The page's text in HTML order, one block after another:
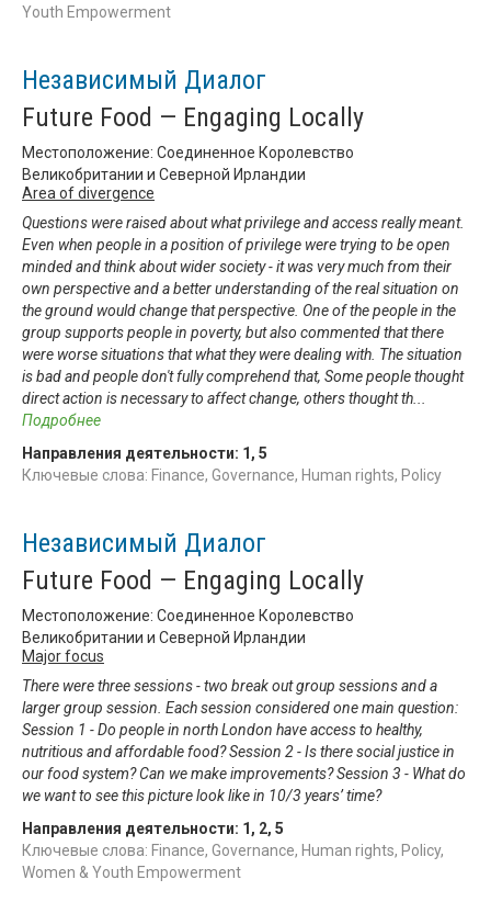
Youth Empowerment
Независимый Диалог
Future Food — Engaging Locally
Местоположение: Соединенное Королевство
Великобритании и Северной Ирландии
Area of divergence
Questions were raised about what privilege and access really meant.
Even when people in a position of privilege were trying to be open
minded and think about wider society - it was very much from their
own perspective and a better understanding of the real situation on
the ground would change that perspective. One of the people in the
group supports people in poverty, but also commented that there
were worse situations that what they were dealing with. The situation
is bad and people don't fully comprehend that, Some people thought
direct action is necessary to affect change, others thought th
Подробнее
Направления деятельности: 1 , 5
Ключевые слова: Finance, Governance, Human rights, Policy
Независимый Диалог
Future Food — Engaging Locally
Местоположение: Соединенное Королевство
Великобритании и Северной Ирландии
Major focus
There were three sessions - two break out group sessions and a
larger group session. Each session considered one main question:
Session 1 - Do people in north London have access to healthy,
nutritious and affordable food? Session 2 - Is there social justice in
our food system? Can we make improvements? Session 3 - What do
we want to see this picture look like in 10/3 years’ time?
Направления деятельности: 1 , 2, 5
Ключевые слова: Finance, Governance, Human rights, Policy,
Women & Youth Empowerment